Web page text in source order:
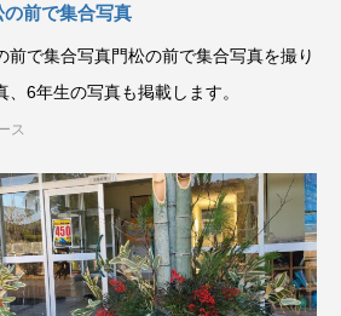
の前で集合写真
前で集合写真門松の前で集合写真を撮り
、6年生の写真も掲載します。
ス